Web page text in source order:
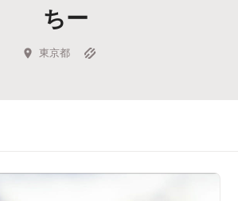
Feature
キュレーターから探す
ちー
東京都